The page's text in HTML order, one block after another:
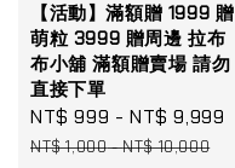
【活動】滿額贈 1999 贈
萌粒 3999 贈周邊 拉布
布小舖 滿額贈賣場 請勿
直接下單
Sale
price
NT$ 999 -NT$ 9,999
NT$ 1,000-NT$ 10,000